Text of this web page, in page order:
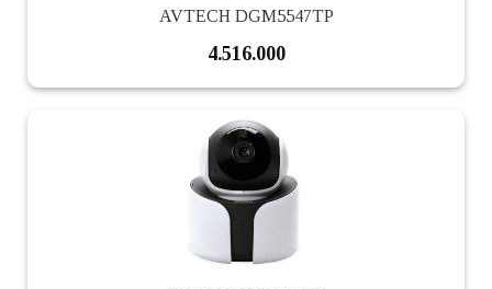
AVTECH DGM5547TP
4.516.000